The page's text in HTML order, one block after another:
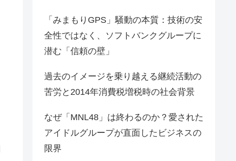
「みまもりGPS」騒動の本質：技術の安
全性ではなく、ソフトバンクグループに
潜む「信頼の壁」
過去のイメージを乗り越える継続活動の
苦労と2014年消費税増税時の社会背景
なぜ「MNL48」は終わるのか？愛された
アイドルグループが直面したビジネスの
限界